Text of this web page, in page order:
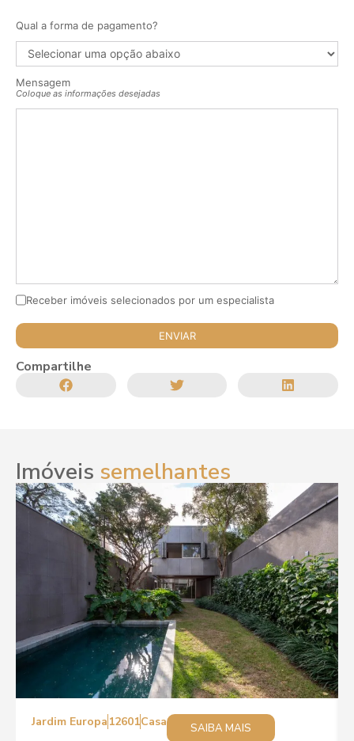
Qual a forma de pagamento?
Mensagem
Coloque as informações desejadas
Receber imóveis selecionados por um especialista
Compartilhe
Imóveis semelhantes
Jardim Europa 12601Casa
SAIBA MAIS